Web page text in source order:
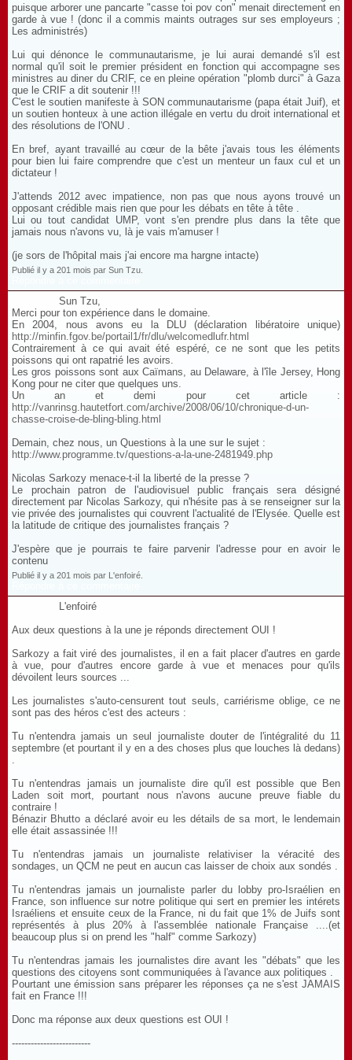
puisque arborer une pancarte "casse toi pov con" menait directement en
garde à vue ! (donc il a commis maints outrages sur ses employeurs ;
Les administrés)
Lui qui dénonce le communautarisme, je lui aurai demandé s'il est
normal qu'il soit le premier président en fonction qui accompagne ses
ministres au diner du CRIF, ce en pleine opération "plomb durci" à Gaza
que le CRIF a dit soutenir !!!
C'est le soutien manifeste à SON communautarisme (papa était Juif), et
un soutien honteux à une action illégale en vertu du droit international et
des résolutions de l'ONU .
En bref, ayant travaillé au cœur de la bête j'avais tous les éléments
pour bien lui faire comprendre que c'est un menteur un faux cul et un
dictateur !
J'attends 2012 avec impatience, non pas que nous ayons trouvé un
opposant crédible mais rien que pour les débats en tête à tête .
Lui ou tout candidat UMP, vont s'en prendre plus dans la tête que
jamais nous n'avons vu, là je vais m'amuser !
(je sors de l'hôpital mais j'ai encore ma hargne intacte)
Publié il y a 201 mois par Sun Tzu.
Sun Tzu,
Merci pour ton expérience dans le domaine.
En 2004, nous avons eu la DLU (déclaration libératoire unique)
http://minfin.fgov.be/portail1/fr/dlu/welcomedlufr.html
Contrairement à ce qui avait été espéré, ce ne sont que les petits
poissons qui ont rapatrié les avoirs.
Les gros poissons sont aux Caïmans, au Delaware, à l'île Jersey, Hong
Kong pour ne citer que quelques uns.
Un an et demi pour cet article :
http://vanrinsg.hautetfort.com/archive/2008/06/10/chronique-d-un-
chasse-croise-de-bling-bling.html
Demain, chez nous, un Questions à la une sur le sujet :
http://www.programme.tv/questions-a-la-une-2481949.php
Nicolas Sarkozy menace-t-il la liberté de la presse ?
Le prochain patron de l'audiovisuel public français sera désigné
directement par Nicolas Sarkozy, qui n'hésite pas à se renseigner sur la
vie privée des journalistes qui couvrent l'actualité de l'Elysée. Quelle est
la latitude de critique des journalistes français ?
J'espère que je pourrais te faire parvenir l'adresse pour en avoir le
contenu
Publié il y a 201 mois par L'enfoiré.
L'enfoiré
Aux deux questions à la une je réponds directement OUI !
Sarkozy a fait viré des journalistes, il en a fait placer d'autres en garde
à vue, pour d'autres encore garde à vue et menaces pour qu'ils
dévoilent leurs sources ...
Les journalistes s'auto-censurent tout seuls, carriérisme oblige, ce ne
sont pas des héros c'est des acteurs :
Tu n'entendra jamais un seul journaliste douter de l'intégralité du 11
septembre (et pourtant il y en a des choses plus que louches là dedans)
.
Tu n'entendras jamais un journaliste dire qu'il est possible que Ben
Laden soit mort, pourtant nous n'avons aucune preuve fiable du
contraire !
Bénazir Bhutto a déclaré avoir eu les détails de sa mort, le lendemain
elle était assassinée !!!
Tu n'entendras jamais un journaliste relativiser la véracité des
sondages, un QCM ne peut en aucun cas laisser de choix aux sondés .
Tu n'entendras jamais un journaliste parler du lobby pro-Israélien en
France, son influence sur notre politique qui sert en premier les intérets
Israéliens et ensuite ceux de la France, ni du fait que 1% de Juifs sont
représentés à plus 20% à l'assemblée nationale Française ....(et
beaucoup plus si on prend les "half" comme Sarkozy)
Tu n'entendras jamais les journalistes dire avant les "débats" que les
questions des citoyens sont communiquées à l'avance aux politiques .
Pourtant une émission sans préparer les réponses ça ne s'est JAMAIS
fait en France !!!
Donc ma réponse aux deux questions est OUI !
-------------------------